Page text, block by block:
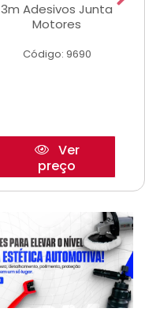
3m Adesivos Junta
Motores
Código: 9690
Ver
preço